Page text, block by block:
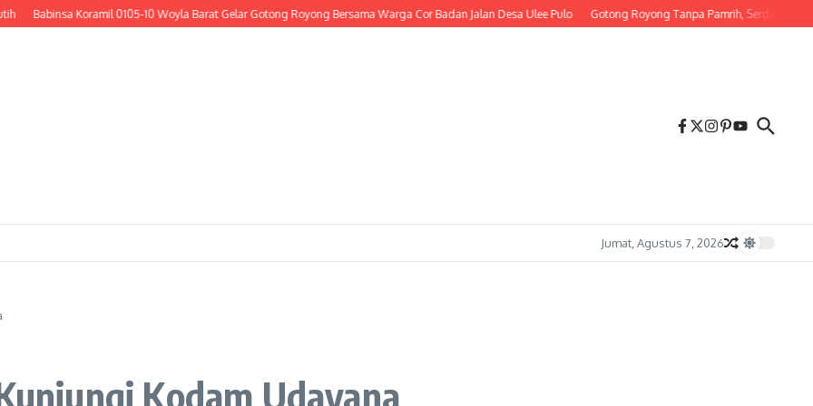
Koramil 0105-10 Woyla Barat Gelar Gotong Royong Bersama Warga Cor Badan Jalan Desa Ulee Pulo Gotong Royong Tanpa Pamrih, Serda M. Irwandi
Jumat, Agustus 7, 2026
Kodam Udayana